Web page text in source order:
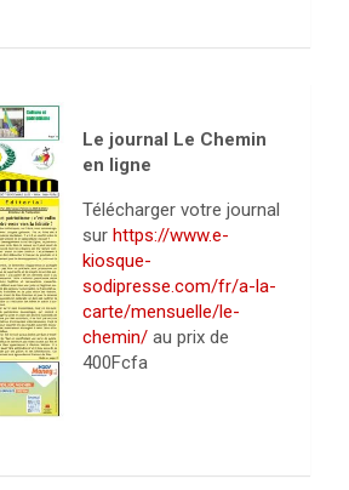
Le journal Le Chemin
en ligne
Télécharger votre journal
sur https://www.e-
kiosque-
sodipresse.com/fr/a-la-
carte/mensuelle/le-
chemin/au prix de
400Fcfa